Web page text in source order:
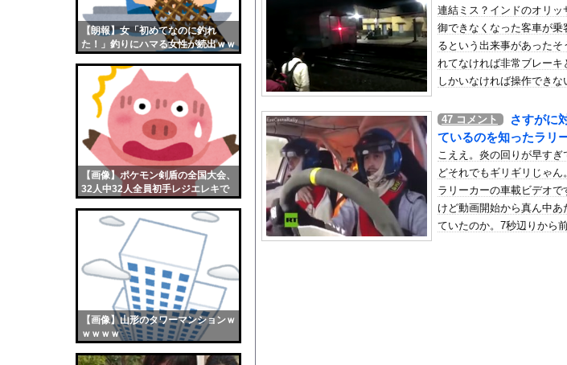
【朗報】女「初めてなのに釣れ
た！」釣りにハマる女性が続出ｗｗ
【画像】ポケモン剣盾の全国大会、
32人中32人全員初手レジエレキで
【画像】山形のタワーマンションｗ
ｗｗｗｗ
氷河期世代の非正規、年金を払っていないので11年後には生活保護
【画像】おまえらくんの机がこの女の子の椅子にされてたらｗｗｗ
【画像】この女優さん、可愛すぎる
【朗報】齋藤飛鳥、前屈みで完全に見えてる動画が拡散されてしま
海外「日本よ、お前がナンバーワンだ」 熊本地震直後の日本の対応
勇気を出して白人美女にチン凸したアジア人短小男
、爆笑されてし
10年もの間浮気してた嫁。まさかと思い長男のDNA鑑定をするがい
ウクライナ侵攻以降、ロシア軍兵士のHIV感染が2000％急増…ウクラ
【配信者】「金バエ」のSNS更新が1週間途絶え、様々な憶測が飛び
【画像】女の子「危機管理フォーーーーム！！！」
連結ミス？インドのオリッ
御できなくなった客車が
るという出来事があった
れてなければ非常ブレー
しかいなければ操作できな
47 コメント
さすがに
ているのを知ったラリ
こええ。炎の回りが早す
どそれでもギリギリじゃ
ラリーカーの車載ビデオ
けど動画開始から真ん中
ていたのか。7秒辺りから